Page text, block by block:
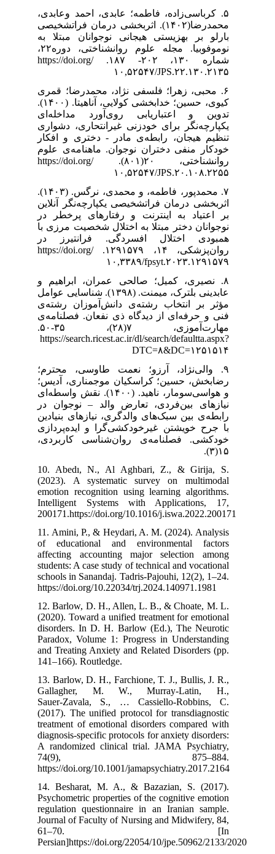
احمد وعابدی،
درمان فراتشخیصی
مبتلا به
نوموفوبیا. مجله علوم روانشناختی، دوره۲۲،
شماره ۱۳۰، ۲۰۲- ۱۸۷. https://doi.org/
قمری
کیوی، حسین؛ خدابخشی کولایی، آناهیتا. (۱۴۰۰).
مداخله‌ای
دشواری
و افکار
علوم
روانشناختی، ۲۰(۸۰۱). https://doi.org/
۷. محمدپور، فاطمه، و محمدی، نرگس. (۱۴۰۳).
آنلاین
پرخطر در
شخصیت مرزی با
در
روان‌پزشکی، ۱۴، ۱۲۹۱۵۷۹. https://doi.org/
ابراهیم و
بلترک، میمنت. (۱۳۹۸). شناسایی عوامل
رشته‌ی
فصلنامه‌ی
مهارت‌آموزی، ۷(۲۸)، ۳۵-۵۰.
https://
محترم؛
آدیس؛
ناهید. (۱۴۰۰). نقش واسطه‌ای
– نوجوان در
بنیادین
ایده‌پردازی
کاربردی،
10. Abedı,
(2023). A
emotion
Intelligent
200171.https://
11. Amini, P.,
of
affecting
students: A
schools in
https://doi.org/
12. Barlow, D.
(2020).
disorders. In
Paradox,
and Treating
13. Barlow, D.
Gallagher,
(2017). The
treatment of
diagnosis-
A
https://doi.org/
14. Besharat,
Psychometric
regulation
Journal of
Persian]https://